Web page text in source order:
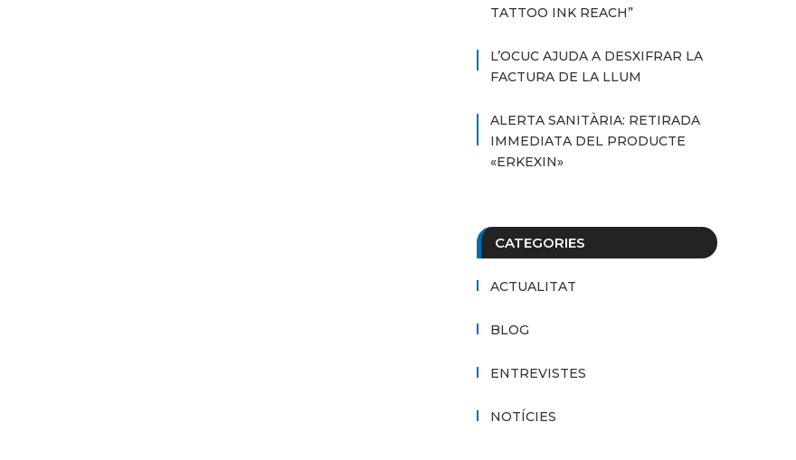
TATTOO INK REACH”
L’OCUC AJUDA A DESXIFRAR LA
FACTURA DE LA LLUM
ALERTA SANITÀRIA: RETIRADA
IMMEDIATA DEL PRODUCTE
«ERKEXIN»
CATEGORIES
ACTUALITAT
BLOG
ENTREVISTES
NOTÍCIES